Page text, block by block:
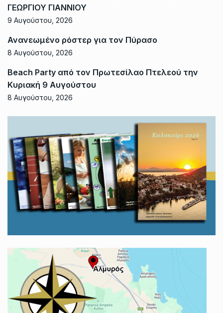
ΓΕΩΡΓΙΟΥ ΓΙΑΝΝΙΟΥ
9 Αυγούστου, 2026
Ανανεωμένο ρόστερ για τον Πύρασο
8 Αυγούστου, 2026
Beach Party από τον Πρωτεσίλαο Πτελεού την
Κυριακή 9 Αυγούστου
8 Αυγούστου, 2026